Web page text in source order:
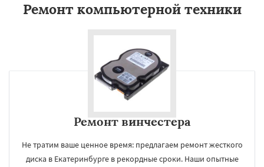
Ремонт компьютерной техники
Ремонт винчестера
Не тратим ваше ценное время: предлагаем ремонт жесткого
диска в Екатеринбурге в рекордные сроки. Наши опытные